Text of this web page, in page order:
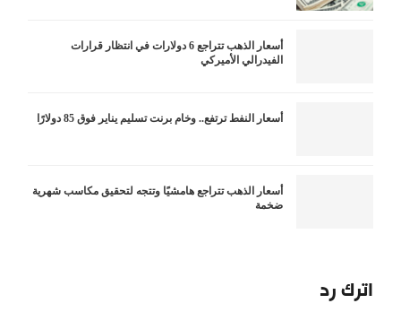
أسعار الذهب تتراجع 6 دولارات في انتظار قرارات
الفيدرالي الأميركي
أسعار النفط ترتفع.. وخام برنت تسليم يناير فوق 85 دولارًا
أسعار الذهب تتراجع هامشيًا وتتجه لتحقيق مكاسب شهرية
ضخمة
اترك رد